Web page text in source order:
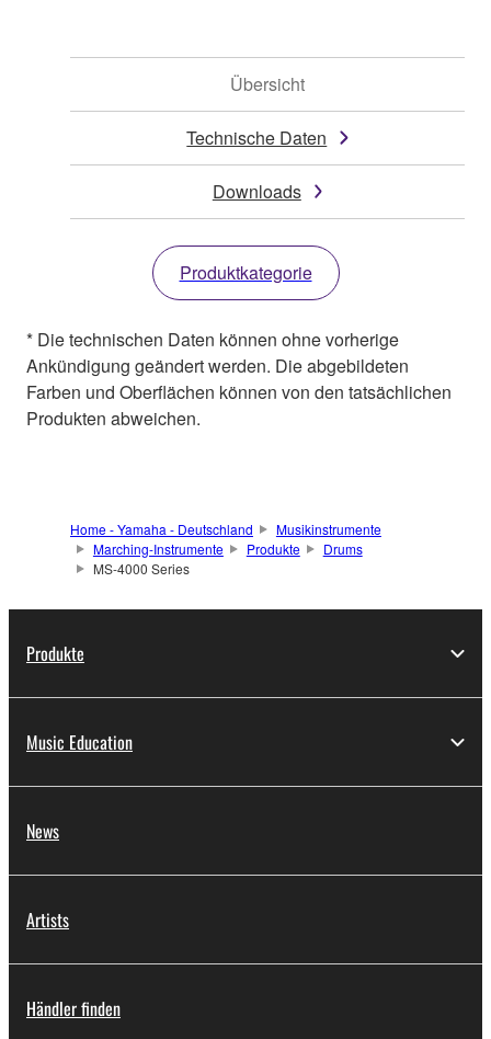
Übersicht
Technische Daten
Downloads
Produktkategorie
* Die technischen Daten können ohne vorherige
Ankündigung geändert werden. Die abgebildeten
Farben und Oberflächen können von den tatsächlichen
Produkten abweichen.
Home - Yamaha - Deutschland
Musikinstrumente
Marching-Instrumente
Produkte
Drums
MS-4000 Series
Produkte
Music Education
News
Artists
Händler finden